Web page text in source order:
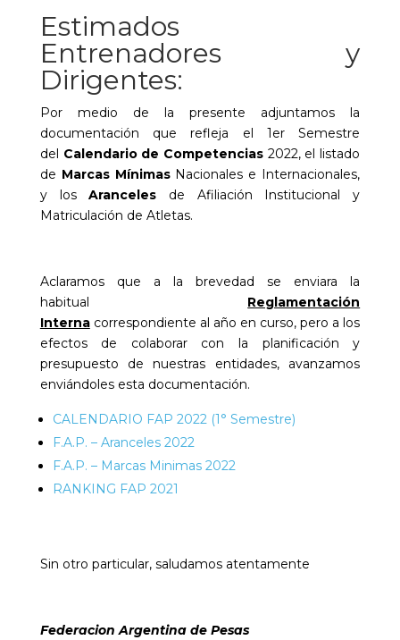
Estimados
Entrenadores y
Dirigentes:
Por medio de la presente adjuntamos la
documentación que refleja el 1er Semestre
del Calendario de Competencias 2022, el listado
de Marcas MínimasNacionales e Internacionales,
y losAranceles de Afiliación Institucional y
Matriculación de Atletas.
Aclaramos que a la brevedad se enviara la
habitual Reglamentación
Internacorrespondiente al año en curso, pero a los
efectos de colaborar con la planificación y
presupuesto de nuestras entidades, avanzamos
enviándoles esta documentación.
CALENDARIO FAP 2022 (1° Semestre)
F.A.P. – Aranceles 2022
F.A.P. – Marcas Minimas 2022
RANKING FAP 2021
Sin otro particular, saludamos atentamente
Federacion Argentina de Pesas